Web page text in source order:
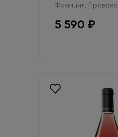
Франция, Прованс
5 590 ₽